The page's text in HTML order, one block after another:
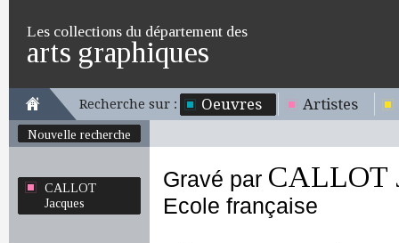
Les collections du département des
arts graphiques
Recherche sur : Oeuvres Artistes
Nouvelle recherche
CALLOT
Jacques
Gravé par CALLOT
Ecole française